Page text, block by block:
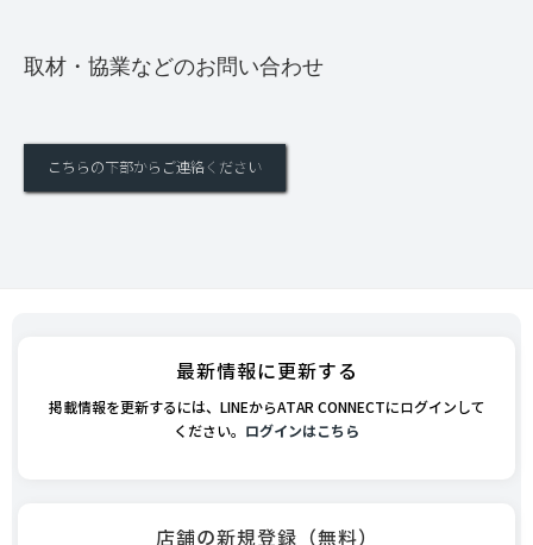
取材・協業などのお問い合わせ
こちらの下部からご連絡ください
最新情報に更新する
掲載情報を更新するには、LINEからATAR CONNECTにログインして
ください。 ログインはこちら
店舗の新規登録（無料）